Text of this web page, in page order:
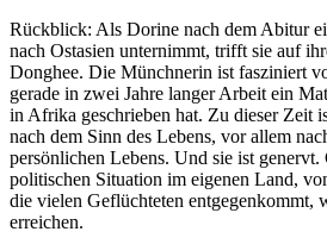
Rückblick: Als Dorine nach dem Abitur
nach Ostasien unternimmt, trifft sie auf
Donghee. Die Münchnerin ist fasziniert
gerade in zwei Jahre langer Arbeit ein
in Afrika geschrieben hat. Zu dieser Zeit
nach dem Sinn des Lebens, vor allem
persönlichen Lebens. Und sie ist
politischen Situation im eigenen Land,
die vielen Geflüchteten entgegenkommt,
erreichen.